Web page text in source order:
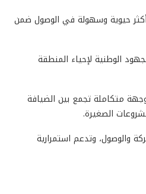
أكثر حيوية وسهولة في الوصول ضمن
الوطنية لإحياء المنطقة
متكاملة تجمع بين الضيافة
الصغيرة.
الحركة والوصول، وتدعم استمرارية